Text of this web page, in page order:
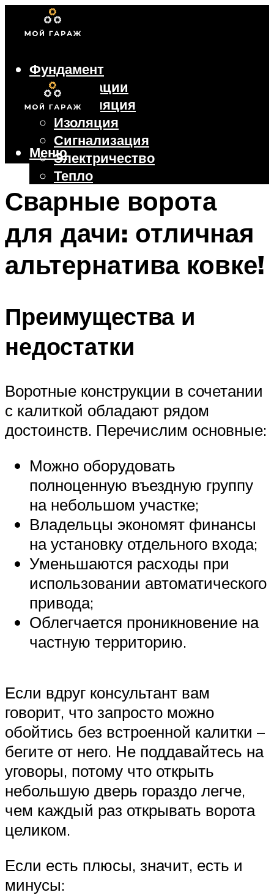
Фундамент
Коммуникации
Вентиляция
Изоляция
Сигнализация
Электричество
Тепло
Крыша
Ворота
Меню
Меню
Сварные ворота
для дачи: отличная
альтернатива ковке!
Преимущества и
недостатки
Воротные конструкции в сочетании
с калиткой обладают рядом
достоинств. Перечислим основные:
Можно оборудовать
полноценную въездную группу
на небольшом участке;
Владельцы экономят финансы
на установку отдельного входа;
Уменьшаются расходы при
использовании автоматического
привода;
Облегчается проникновение на
частную территорию.
Если вдруг консультант вам
говорит, что запросто можно
обойтись без встроенной калитки –
бегите от него. Не поддавайтесь на
уговоры, потому что открыть
небольшую дверь гораздо легче,
чем каждый раз открывать ворота
целиком.
Если есть плюсы, значит, есть и
минусы: